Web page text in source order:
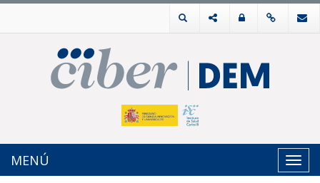
MENÚ